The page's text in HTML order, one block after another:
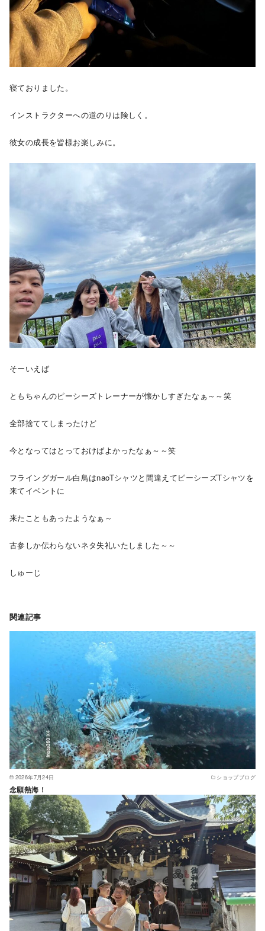
寝ておりました。
インストラクターへの道のりは険しく。
彼女の成長を皆様お楽しみに。
そーいえば
ともちゃんのピーシーズトレーナーが懐かしすぎたなぁ～～笑
全部捨ててしまったけど
今となってはとっておけばよかったなぁ～～笑
フライングガール白鳥はnaoTシャツと間違えてピーシーズTシャツを
来てイベントに
来たこともあったようなぁ～
古参しか伝わらないネタ失礼いたしました～～
しゅーじ
関連記事
2026年7月24日 ショップブログ
念願熱海！